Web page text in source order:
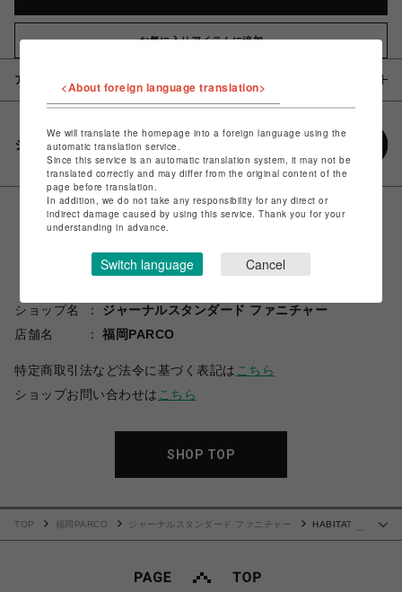
お気に入りアイテムに追加
アイテム説明 / 素材
シェアする
ショップ名
ジャーナルスタンダード ファニチャー
店舗名
福岡PARCO
特定商取引法など法令に基づく表記は こちら
ショップお問い合わせは こちら
SHOP TOP
TOP 福岡PARCO ジャーナルスタンダード ファニチャー
HABITAT
<About foreign language translation>
We will translate the homepage into a foreign language using the
automatic translation service.
Since this service is an automatic translation system, it may not be
translated correctly and may differ from the original content of the
page before translation.
In addition, we do not take any responsibility for any direct or
indirect damage caused by using this service. Thank you for your
understanding in advance.
Switch language Cancel